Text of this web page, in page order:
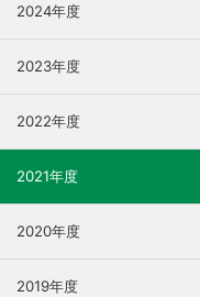
2024年度
2023年度
2022年度
2021年度
2020年度
2019年度